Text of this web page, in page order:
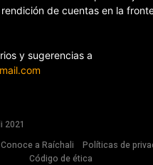
de cuentas en la
y sugerencias a
2021
Conoce a Raíchali
Políticas de
Código de ética